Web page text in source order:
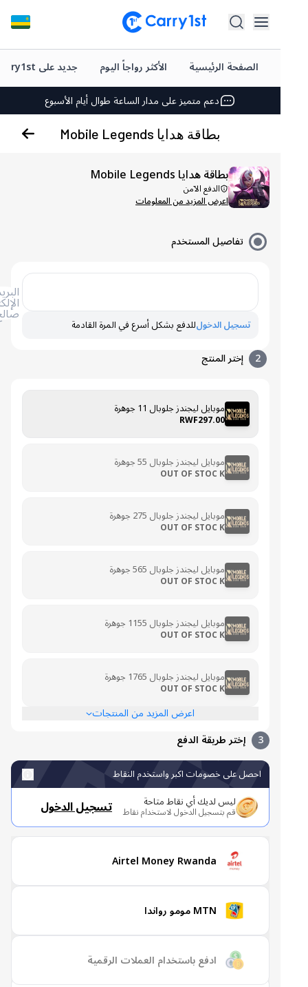
الصفحة الرئيسية الأكثر رواجاً اليوم جديد على Carry1st
شحن فوري وتوصيل
أفضل العروض على ألعابك المفضلة
دعم متميز على مدار الساعة طوال أيام الأسبوع
تقييم +4.5 على متجر Google Play وApp Store
شحن فوري وتوصيل
دعم متميز على مدار الساعة طوال أيام الأسبوع
بطاقة هدايا Mobile Legends
بطاقة هدايا Mobile Legends
الدفع الآمن
اعرض المزيد من المعلومات
تفاصيل المستخدم
الإلكترونيصالح تسجيل الدخولللدفع بشكل أسرع في المرة القادمة
إختر المنتج
موبايل ليجندز جلوبال 11 جوهرة
RWF297.00
موبايل ليجندز جلوبال 55 جوهرة
OUT OF STOC K
موبايل ليجندز جلوبال 275 جوهرة
OUT OF STOC K
موبايل ليجندز جلوبال 565 جوهرة
OUT OF STOC K
موبايل ليجندز جلوبال 1155 جوهرة
OUT OF STOC K
موبايل ليجندز جلوبال 1765 جوهرة
OUT OF STOC K
اعرض المزيد من المنتجات
إختر طريقة الدفع
احصل على خصومات اكبر واستخدم النقاط
ليس لديك أي نقاط متاحة
قم بتسجيل الدخول لاستخدام نقاط تسجيل الدخول
Airtel Money Rwanda
MTN مومو رواندا
ادفع باستخدام العملات الرقمية